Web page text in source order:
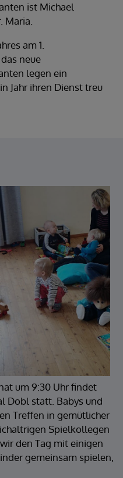
ist Michael
Maria.
am 1.
neue
legen ein
Jahr ihren Dienst treu
um 9:30 Uhr findet
Dobl statt. Babys und
Treffen in gemütlicher
Spielkollegen
den Tag mit einigen
gemeinsam spielen,